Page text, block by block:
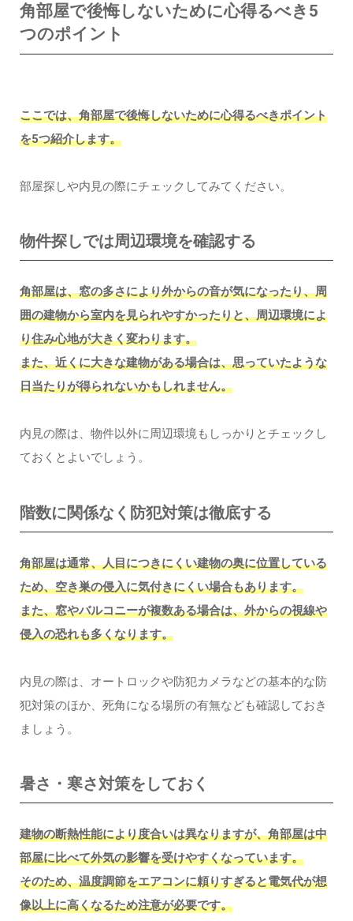
角部屋で後悔しないために心得るべき5
つのポイント
ここでは、角部屋で後悔しないために心得るべきポイント
を5つ紹介します。
部屋探しや内見の際にチェックしてみてください。
物件探しでは周辺環境を確認する
角部屋は、窓の多さにより外からの音が気になったり、周
囲の建物から室内を見られやすかったりと、周辺環境によ
り住み心地が大きく変わります。
また、近くに大きな建物がある場合は、思っていたような
日当たりが得られないかもしれません。
内見の際は、物件以外に周辺環境もしっかりとチェックし
ておくとよいでしょう。
階数に関係なく防犯対策は徹底する
角部屋は通常、人目につきにくい建物の奥に位置している
ため、空き巣の侵入に気付きにくい場合もあります。
また、窓やバルコニーが複数ある場合は、外からの視線や
侵入の恐れも多くなります。
内見の際は、オートロックや防犯カメラなどの基本的な防
犯対策のほか、死角になる場所の有無なども確認しておき
ましょう。
暑さ・寒さ対策をしておく
建物の断熱性能により度合いは異なりますが、角部屋は中
部屋に比べて外気の影響を受けやすくなっています。
そのため、温度調節をエアコンに頼りすぎると電気代が想
像以上に高くなるため注意が必要です。